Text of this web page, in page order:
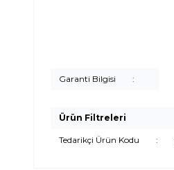
Garanti Bilgisi :
Ürün Filtreleri
Tedarikçi Ürün Kodu :